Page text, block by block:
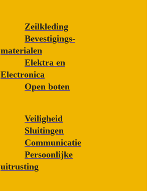
Zeilkleding
Bevestigings­­
materialen
Elektra en
Electronica
Open boten
Veiligheid
Sluitingen
Communicatie
Persoonlijke
uitrusting